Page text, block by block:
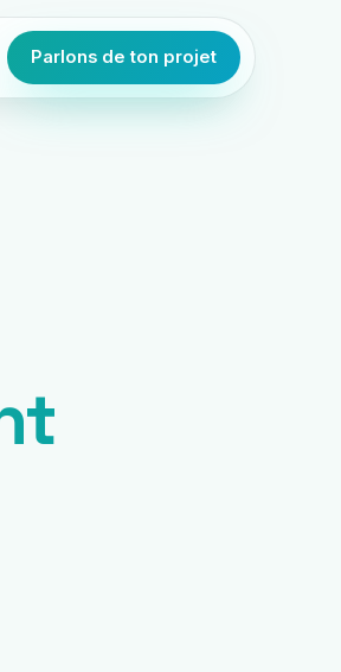
Parlons de ton projet